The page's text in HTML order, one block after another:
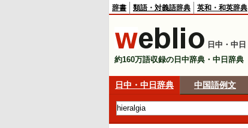
辞書 類語・対義語辞典 英和・和英辞典
日中・中日
約160万語収録の日中辞典・中日辞典
日中・中日辞典 中国語例文